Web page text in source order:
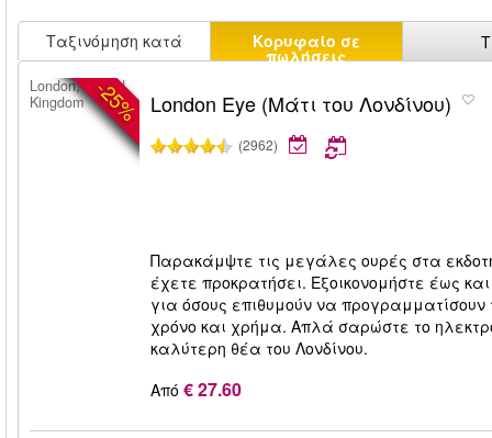
Ταξινόμηση κατά Κορυφαίο σε
πωλήσεις
-25%
London, United
Kingdom
London Eye (Μάτι του Λονδίνου)
(2962)
Παρακάμψτε τις μεγάλες ουρές στα
έχετε προκρατήσει. Εξοικονομήστε έως
για όσους επιθυμούν να προγραμματίσουν
χρόνο και χρήμα. Απλά σαρώστε το
καλύτερη θέα του Λονδίνου.
Από € 27.60